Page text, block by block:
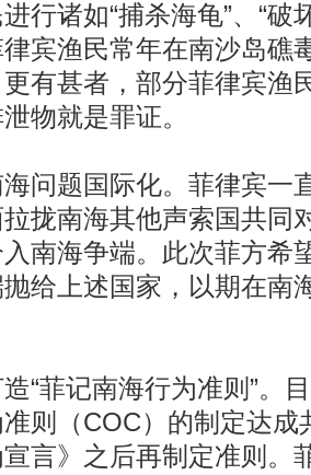
行诸如“捕杀海龟”、“破
宾渔民常年在南沙岛礁
有甚者，部分菲律宾渔
物就是罪证。
题国际化。菲律宾一
拢南海其他声索国共同
南海争端。此次菲方希
给上述国家，以期在南
菲记南海行为准则”。
则（COC）的制定达成
宣言》之后再制定准则。